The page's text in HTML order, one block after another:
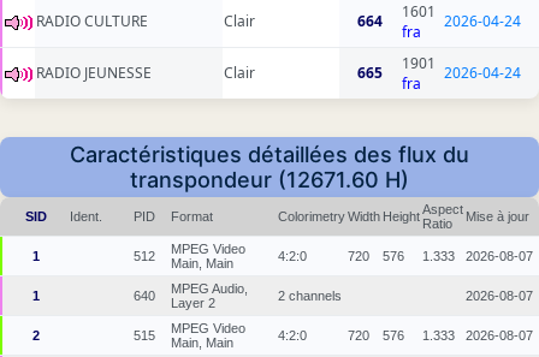
RADIO CULTURE Clair 664
1601
fra
2026-04-24
RADIO JEUNESSE Clair 665
1901
fra
2026-04-24
Caractéristiques détaillées des flux du
transpondeur (12671.60 H)
SID Ident. PID Format ColorimetryWidth HeightAspect
Ratio
Mise à jour
1 512
MPEG Video
Main, Main
4:2:0 720 576 1.333 2026-08-07
1 640
MPEG Audio,
Layer 2
2 channels 2026-08-07
2 515
MPEG Video
Main, Main
4:2:0 720 576 1.333 2026-08-07